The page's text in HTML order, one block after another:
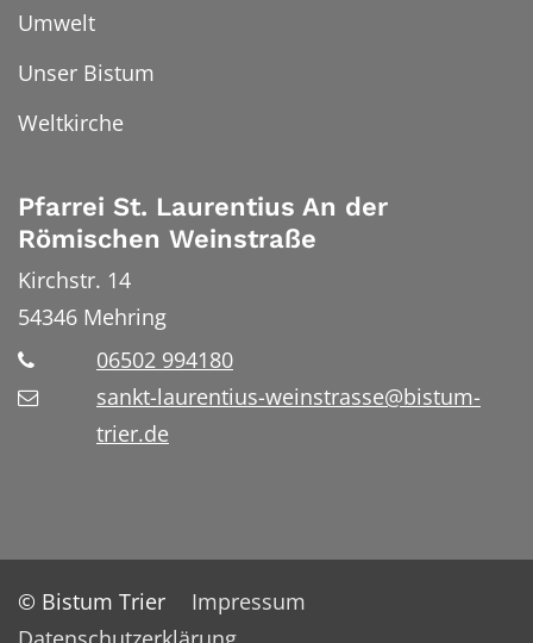
Umwelt
Unser Bistum
Weltkirche
Pfarrei St. Laurentius An der
Römischen Weinstraße
Kirchstr. 14
54346 Mehring
06502 994180
sankt-laurentius-weinstrasse@bistum-
trier.de
© Bistum Trier
Impressum